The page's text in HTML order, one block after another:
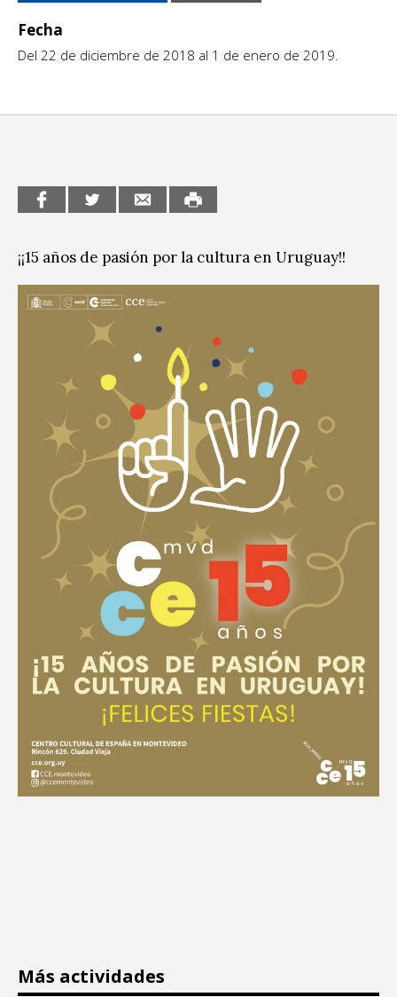
CCE en el interior/libros
Espacio itinerante de lectura infantil
Escénicas
Exposiciones
Género y Diversidad
Letras
Música
Sin categoría
Fecha
Del 22 de diciembre de 2018 al 1 de enero de 2019.
¡¡15 años de pasión por la cultura en Uruguay!!
Más actividades